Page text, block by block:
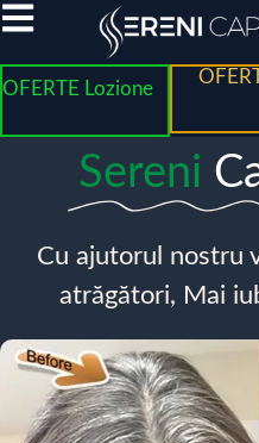
OFERTE Lozione
Sereni
Cu ajutorul nostru
atrăgători, Mai